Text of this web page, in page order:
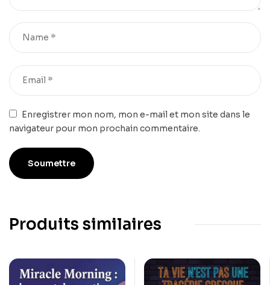
Enregistrer mon nom, mon e-mail et mon site dans le
navigateur pour mon prochain commentaire.
Produits similaires